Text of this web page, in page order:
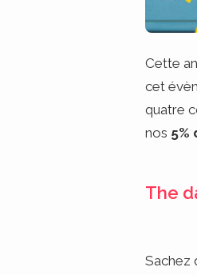
Cette
cet
quatre
nos 5%
The
Sachez